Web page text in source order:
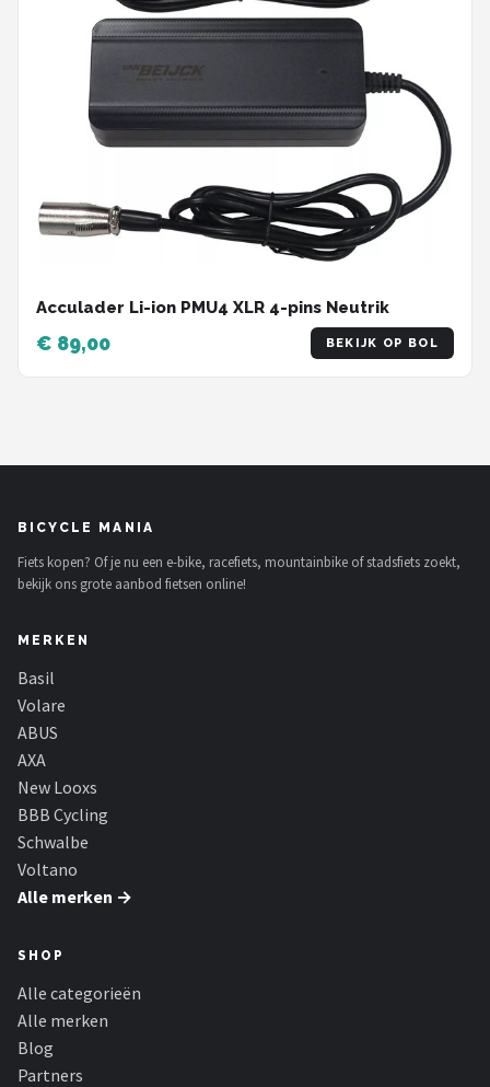
Acculader Li-ion PMU4 XLR 4-pins Neutrik
€ 89,00 BEKIJK OP BOL
BICYCLE MANIA
Fiets kopen? Of je nu een e-bike, racefiets, mountainbike of stadsfiets zoekt,
bekijk ons grote aanbod fietsen online!
MERKEN
Basil
Volare
ABUS
AXA
New Looxs
BBB Cycling
Schwalbe
Voltano
Alle merken →
SHOP
Alle categorieën
Alle merken
Blog
Partners